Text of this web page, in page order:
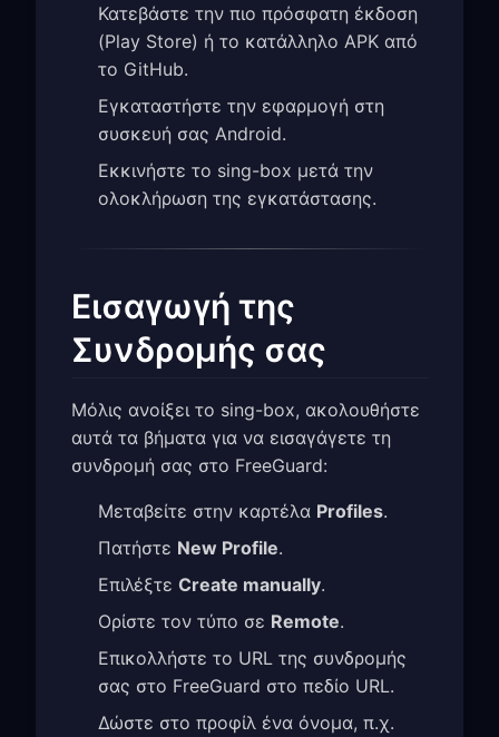
Κατεβάστε την πιο πρόσφατη έκδοση
(Play Store) ή το κατάλληλο APK από
το GitHub.
Εγκαταστήστε την εφαρμογή στη
συσκευή σας Android.
Εκκινήστε το sing-box μετά την
ολοκλήρωση της εγκατάστασης.
Εισαγωγή της
Συνδρομής σας
Μόλις ανοίξει το sing-box, ακολουθήστε
αυτά τα βήματα για να εισαγάγετε τη
συνδρομή σας στο FreeGuard:
Μεταβείτε στην καρτέλα Profiles.
Πατήστε New Profile.
Επιλέξτε Create manually.
Ορίστε τον τύπο σε Remote.
Επικολλήστε το URL της συνδρομής
σας στο FreeGuard στο πεδίο URL.
Δώστε στο προφίλ ένα όνομα, π.χ.